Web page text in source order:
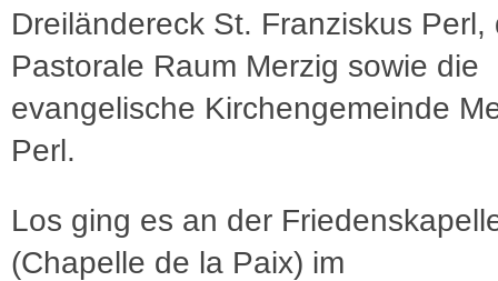
Dreiländereck St. Franziskus Perl,
Pastorale Raum Merzig sowie die
evangelische Kirchengemeinde
Perl.
Los ging es an der
(Chapelle de la Paix) im